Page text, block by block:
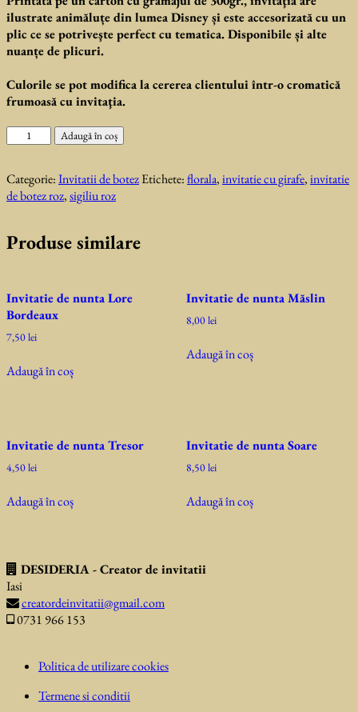
ilustrate animăluțe din lumea Disney și este accesorizată cu un
plic ce se potriveşte perfect cu tematica. Disponibile și alte
nuanțe de plicuri.
Culorile se pot modifica la cererea clientului într-o cromatică
frumoasă cu invitaţia.
Cantitate
botez
Katia
Adaugă în coș
Categorie:Invitatii de botezEtichete:florala,invitatie cu girafe,invitatie
de botez roz,sigiliu roz
Produse similare
Invitatie de nunta Lore
Bordeaux
7,50lei
Adaugă în coș
Invitatie de nunta Măslin
8,00lei
Adaugă în coș
Invitatie de nunta Tresor
4,50lei
Adaugă în coș
Invitatie de nunta Soare
8,50lei
Adaugă în coș
DESIDERIA - Creator de invitatii
Iasi
creatordeinvitatii@gmail.com
0731 966 153
Politica de utilizare cookies
Termene si conditii